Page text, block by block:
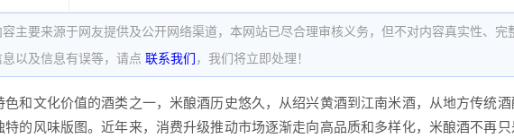
主要来源于网友提供及公开网络渠道，本网站已尽合理审核义务，但不对内容真实性、完
以及信息有误等，请点 联系我们 ，我们将立即处理！
文化价值的酒类之一，米酿酒历史悠久，从绍兴黄酒到江南米酒，从地方传统酒
特的风味版图。近年来，消费升级推动市场逐渐走向高品质和多样化，米酿酒不再